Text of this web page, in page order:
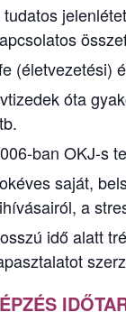
tudatos
(életvezetési)
óta
ban OKJ-s
saját,
a
idő alatt